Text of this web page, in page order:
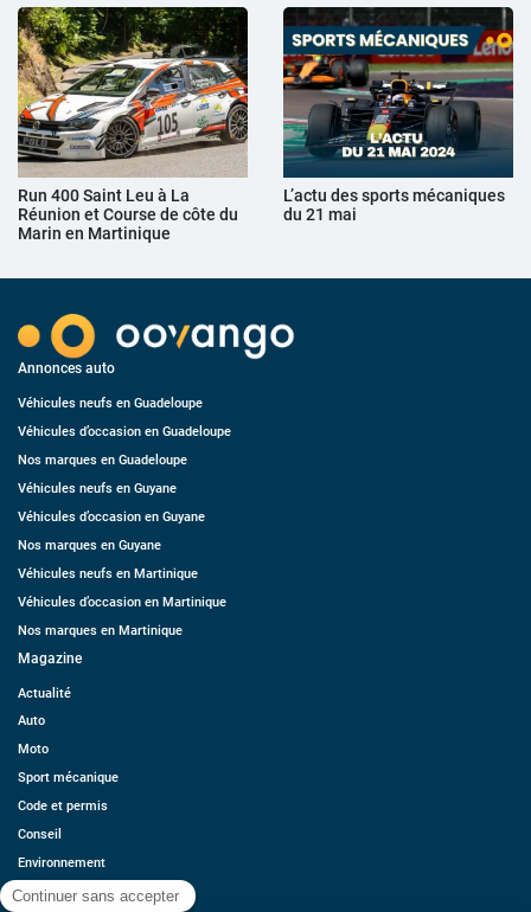
Run 400 Saint Leu à La
Réunion et Course de côte du
Marin en Martinique
L’actu des sports mécaniques
du 21 mai
Annonces auto
Véhicules neufs en Guadeloupe
Véhicules d’occasion en Guadeloupe
Nos marques en Guadeloupe
Véhicules neufs en Guyane
Véhicules d’occasion en Guyane
Nos marques en Guyane
Véhicules neufs en Martinique
Véhicules d’occasion en Martinique
Nos marques en Martinique
Magazine
Actualité
Auto
Moto
Sport mécanique
Code et permis
Conseil
Environnement
Économie